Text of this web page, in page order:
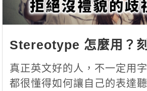
Stereotype 怎麼用？
解析，避開沒禮貌的歧
真正英文好的人，不一定用
都很懂得如何讓自己的表達